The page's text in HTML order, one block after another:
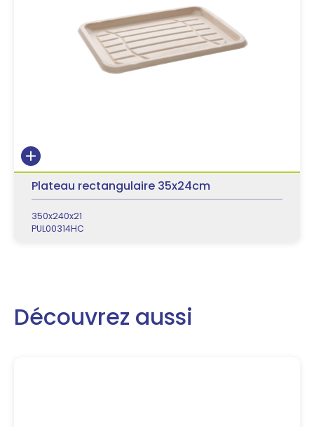
Plateau rectangulaire 35x24cm
350x240x21
PUL00314HC
Découvrez aussi